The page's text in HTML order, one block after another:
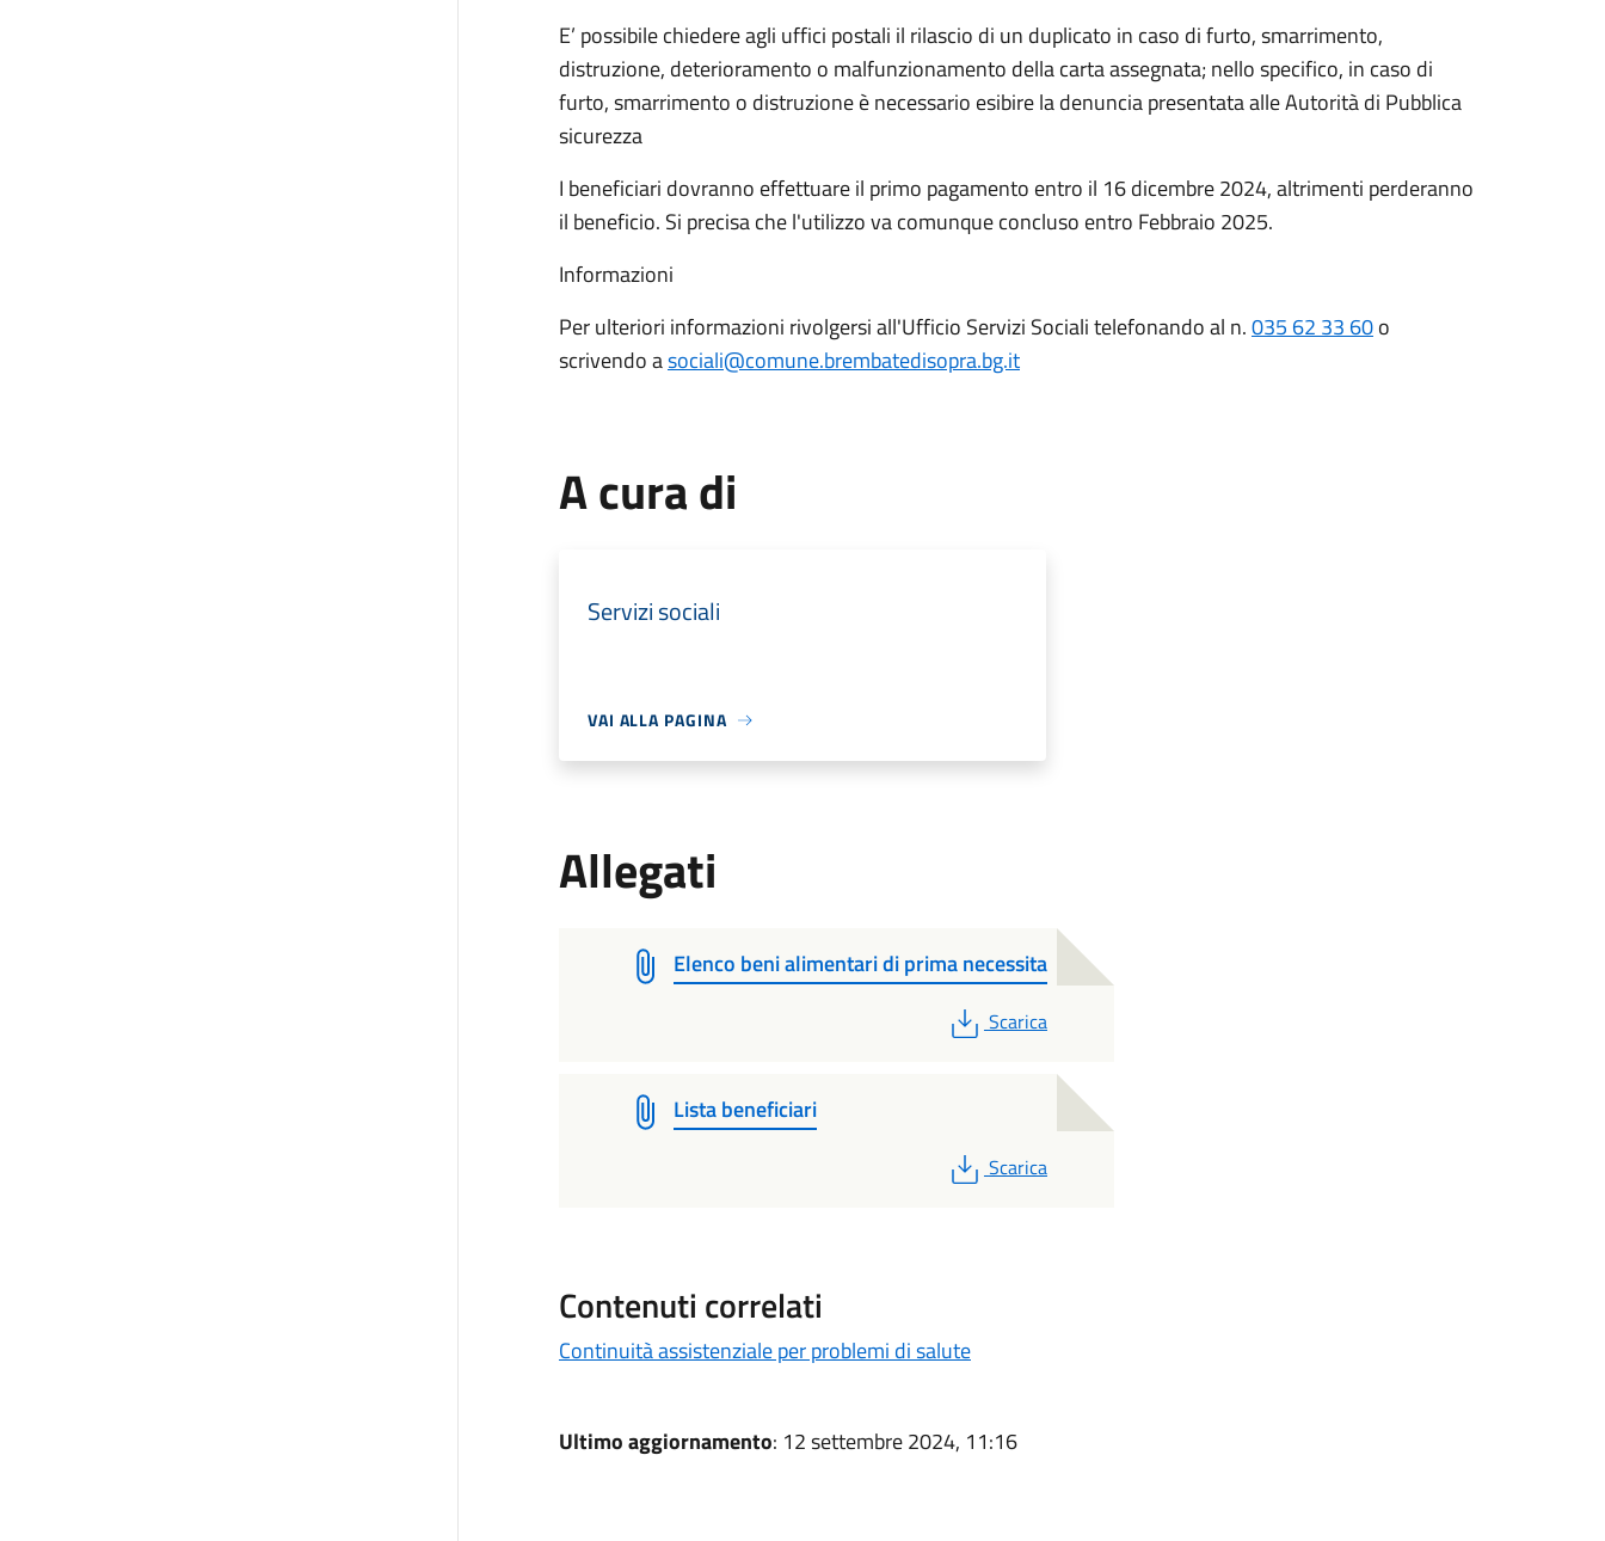
E’ possibile chiedere agli uffici postali il rilascio di un duplicato in caso di furto, smarrimento,
distruzione, deterioramento o malfunzionamento della carta assegnata; nello specifico, in caso di
furto, smarrimento o distruzione è necessario esibire la denuncia presentata alle Autorità di Pubblica
sicurezza
I beneficiari dovranno effettuare il primo pagamento entro il 16 dicembre 2024, altrimenti perderanno
il beneficio. Si precisa che l'utilizzo va comunque concluso entro Febbraio 2025.
Informazioni
Per ulteriori informazioni rivolgersi all'Ufficio Servizi Sociali telefonando al n.035 62 33 60o
scrivendo asociali@comune.brembatedisopra.bg.it
A cura di
Servizi sociali
VAI ALLA PAGINA
Allegati
Elenco beni alimentari di prima necessita
PDF
Scarica
Lista beneficiari
PDF
Scarica
Contenuti correlati
Continuità assistenziale per problemi di salute
Ultimo aggiornamento: 12 settembre 2024, 11:16